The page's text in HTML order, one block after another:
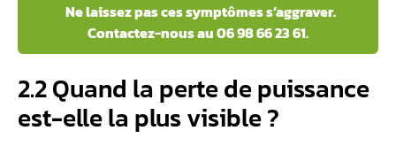
Ne laissez pas ces symptômes s’aggraver.
Contactez-nous au 06 98 66 23 61.
2.2 Quand la perte de puissance
est-elle la plus visible ?